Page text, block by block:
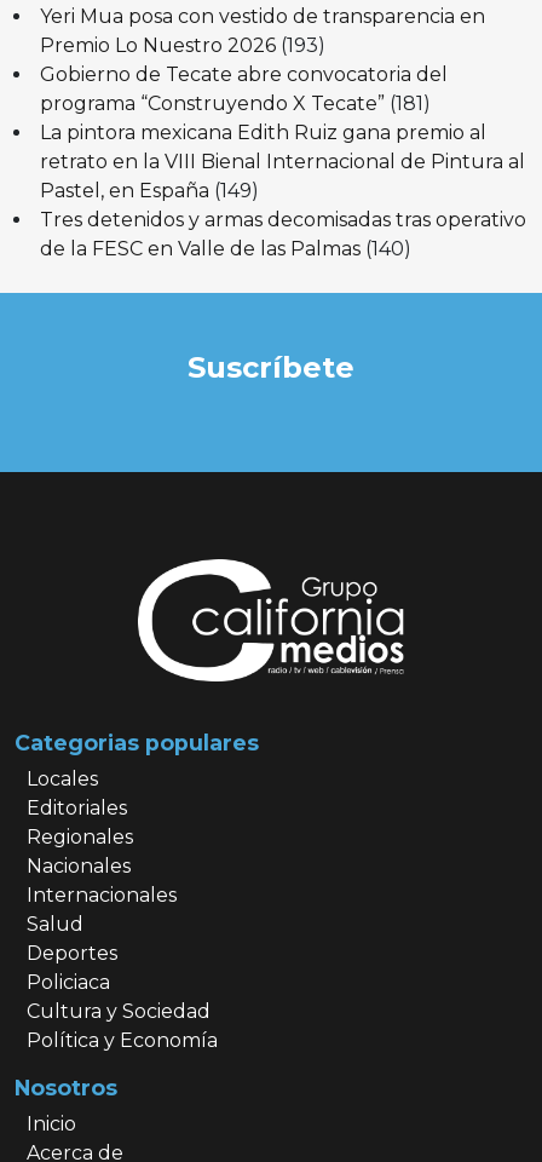
Yeri Mua posa con vestido de transparencia en
Premio Lo Nuestro 2026 (193)
Gobierno de Tecate abre convocatoria del
programa “Construyendo X Tecate” (181)
La pintora mexicana Edith Ruiz gana premio al
retrato en la VIII Bienal Internacional de Pintura al
Pastel, en España (149)
Tres detenidos y armas decomisadas tras operativo
de la FESC en Valle de las Palmas (140)
Suscríbete
Categorias populares
Locales
Editoriales
Regionales
Nacionales
Internacionales
Salud
Deportes
Policiaca
Cultura y Sociedad
Política y Economía
Nosotros
Inicio
Acerca de